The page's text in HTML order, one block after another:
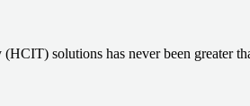
solutions has never been greater